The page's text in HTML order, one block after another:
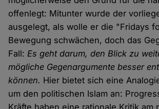
offenlegt: Mitunter wurde der
ausgelegt, als wolle er die "Fridays
Bewegung schwächen, doch das
Fall:Es geht darum, den Blick zu
mögliche Gegenargumente besser
können. Hier bietet sich eine
um den politischen Islam an: